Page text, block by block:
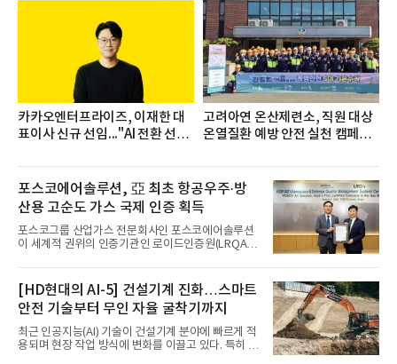
터는 지난 4월(3,435,836건) 대비 7.76% 증가한 수
치다.연구소에 따르면 7월 생수 브랜드평판 순위는 삼
다수, 백산수, 동원샘물, 스파클, 아이시스, 에비앙,
몽베스트, 크리스탈, 풀무원샘물, 평창수, 지리산수,
카카오엔터프라이즈, 이재한 대
표이사 신규 선임..."AI 전환 선
고려아연 온산제련소, 직원 대상
온열질환 예방 안전 실천 캠페인
포스코에어솔루션, 亞 최초 항공우주·방
산용 고순도 가스 국제 인증 획득
포스코그룹 산업가스 전문회사인 포스코에어솔루션
이 세계적 권위의 인증기관인 로이드인증원(LRQA)
순도 희귀가스 제조 분야 국제공인 인증인 ‘항공우주·
방산 품질경영시스템(AS9100D)’을 획득했다.포스코
에어솔루션은 6일 서울 포스코센터에서 김대연 포스
코에어솔루션 대표, 이일형 로이드인증원(LRQA) 한
국지사 대표 등이 참석한 가운데 ‘항공우주·방산 품질
경영시스템(AS9100D)’ 인증수여식을 가졌다고 밝혔
다.포스코에어솔루션이 획득한 AS9100D는 국제 품
[HD현대의 AI-5] 건설기계 진화…스마트
안전 기술부터 무인 자율 굴착기까지
최근 인공지능(AI) 기술이 건설기계 분야에 빠르게 적
용되며 현장 작업 방식에 변화를 이끌고 있다. 특히 무